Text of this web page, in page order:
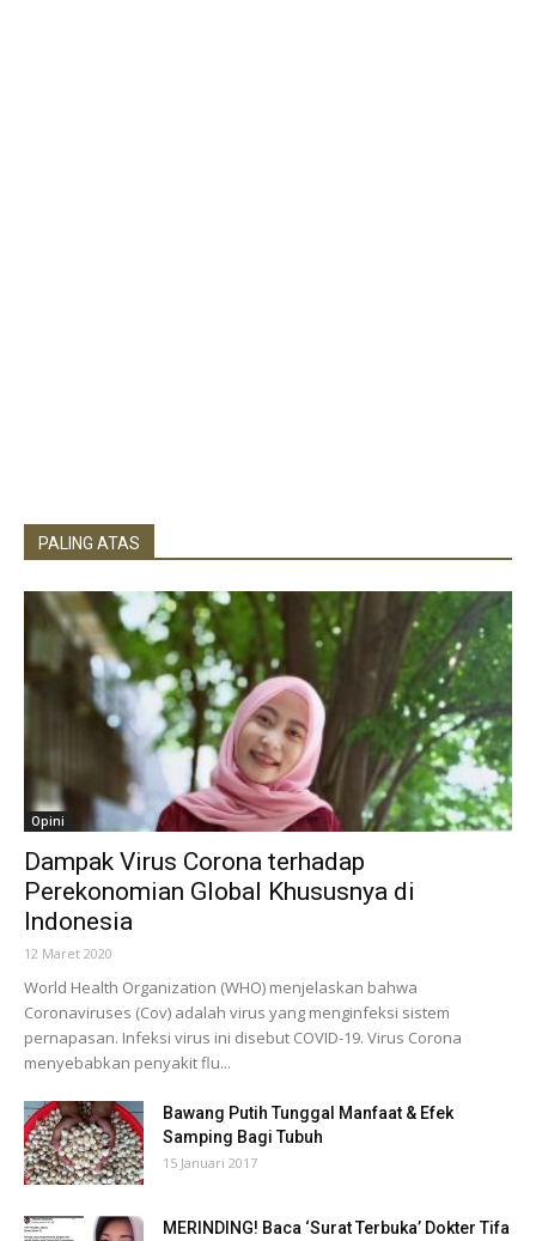
PALING ATAS
Opini
Dampak Virus Corona terhadap
Perekonomian Global Khususnya di
Indonesia
12 Maret 2020
World Health Organization (WHO) menjelaskan bahwa
Coronaviruses (Cov) adalah virus yang menginfeksi sistem
pernapasan. Infeksi virus ini disebut COVID-19. Virus Corona
menyebabkan penyakit flu...
Bawang Putih Tunggal Manfaat & Efek
Samping Bagi Tubuh
15 Januari 2017
MERINDING! Baca ‘Surat Terbuka’ Dokter Tifa